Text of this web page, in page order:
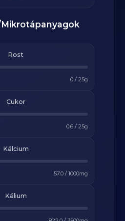
Rost
0/ 25g
Cukor
0.6/ 25g
Kálcium
57.0/ 1000mg
Kálium